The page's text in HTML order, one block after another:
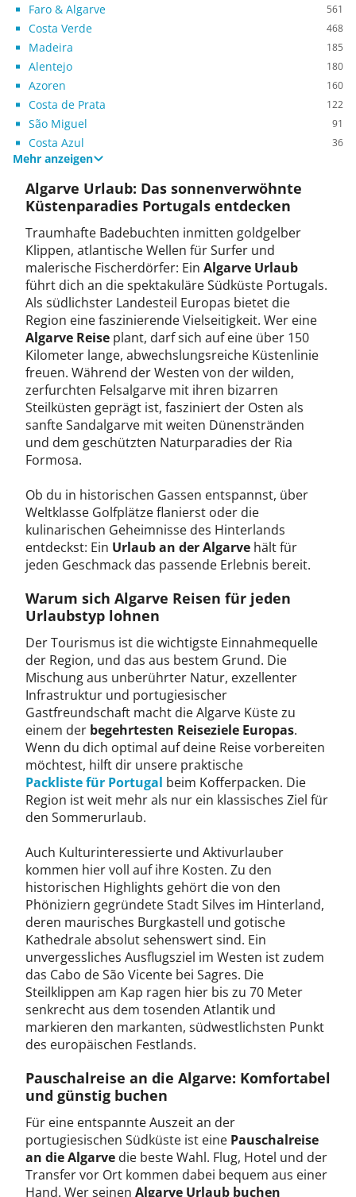
Faro & Algarve 561
Costa Verde 468
Madeira 185
Alentejo 180
Azoren 160
Costa de Prata 122
São Miguel 91
Costa Azul 36
Mehr anzeigen
Algarve Urlaub: Das sonnenverwöhnte
Küstenparadies Portugals entdecken
Traumhafte Badebuchten inmitten goldgelber
Klippen, atlantische Wellen für Surfer und
malerische Fischerdörfer: Ein Algarve Urlaub
führt dich an die spektakuläre Südküste Portugals.
Als südlichster Landesteil Europas bietet die
Region eine faszinierende Vielseitigkeit. Wer eine
Algarve Reise plant, darf sich auf eine über 150
Kilometer lange, abwechslungsreiche Küstenlinie
freuen. Während der Westen von der wilden,
zerfurchten Felsalgarve mit ihren bizarren
Steilküsten geprägt ist, fasziniert der Osten als
sanfte Sandalgarve mit weiten Dünenstränden
und dem geschützten Naturparadies der Ria
Formosa.
Ob du in historischen Gassen entspannst, über
Weltklasse Golfplätze flanierst oder die
kulinarischen Geheimnisse des Hinterlands
entdeckst: Ein Urlaub an der Algarve hält für
jeden Geschmack das passende Erlebnis bereit.
Warum sich Algarve Reisen für jeden
Urlaubstyp lohnen
Der Tourismus ist die wichtigste Einnahmequelle
der Region, und das aus bestem Grund. Die
Mischung aus unberührter Natur, exzellenter
Infrastruktur und portugiesischer
Gastfreundschaft macht die Algarve Küste zu
einem der begehrtesten Reiseziele Europas.
Wenn du dich optimal auf deine Reise vorbereiten
möchtest, hilft dir unsere praktische
Packliste für Portugal beim Kofferpacken. Die
Region ist weit mehr als nur ein klassisches Ziel für
den Sommerurlaub.
Auch Kulturinteressierte und Aktivurlauber
kommen hier voll auf ihre Kosten. Zu den
historischen Highlights gehört die von den
Phöniziern gegründete Stadt Silves im Hinterland,
deren maurisches Burgkastell und gotische
Kathedrale absolut sehenswert sind. Ein
unvergessliches Ausflugsziel im Westen ist zudem
das Cabo de São Vicente bei Sagres. Die
Steilklippen am Kap ragen hier bis zu 70 Meter
senkrecht aus dem tosenden Atlantik und
markieren den markanten, südwestlichsten Punkt
des europäischen Festlands.
Pauschalreise an die Algarve: Komfortabel
und günstig buchen
Für eine entspannte Auszeit an der
portugiesischen Südküste ist eine Pauschalreise
an die Algarve die beste Wahl. Flug, Hotel und der
Transfer vor Ort kommen dabei bequem aus einer
Hand. Wer seinen Algarve Urlaub buchen